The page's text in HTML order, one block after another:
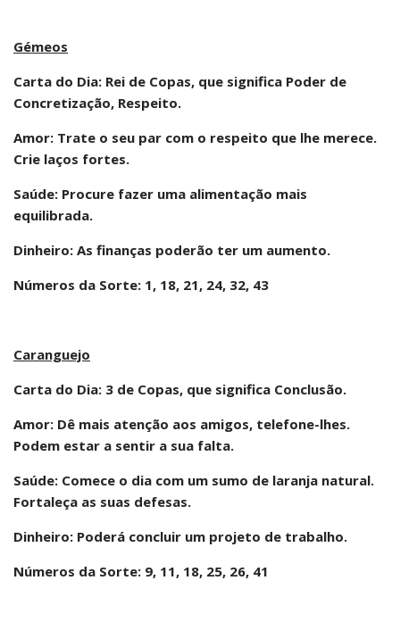
Gémeos
Carta do Dia: Rei de Copas, que significa Poder de
Concretização, Respeito.
Amor: Trate o seu par com o respeito que lhe merece.
Crie laços fortes.
Saúde: Procure fazer uma alimentação mais
equilibrada.
Dinheiro: As finanças poderão ter um aumento.
Números da Sorte: 1, 18, 21, 24, 32, 43
Caranguejo
Carta do Dia: 3 de Copas, que significa Conclusão.
Amor: Dê mais atenção aos amigos, telefone-lhes.
Podem estar a sentir a sua falta.
Saúde: Comece o dia com um sumo de laranja natural.
Fortaleça as suas defesas.
Dinheiro: Poderá concluir um projeto de trabalho.
Números da Sorte: 9, 11, 18, 25, 26, 41